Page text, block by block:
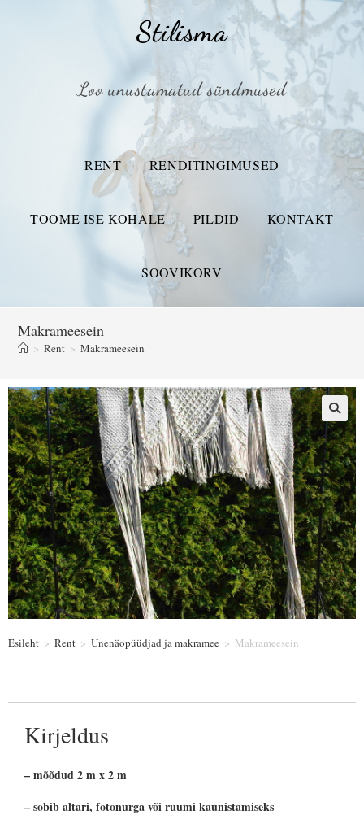
Stilisma
Loo unustamatud sündmused
RENT RENDITINGIMUSED
TOOME ISE KOHALE PILDID KONTAKT
SOOVIKORV
Makrameesein
> Rent > Makrameesein
Esileht > Rent > Unenäopüüdjad ja makramee > Makrameesein
Kirjeldus
– mõõdud 2 m x 2 m
– sobib altari, fotonurga või ruumi kaunistamiseks